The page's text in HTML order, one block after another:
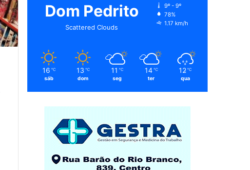
Dom Pedrito
Scattered Clouds
9º - 9º
78%
1.17 km/h
16 ℃
sáb
13 ℃
dom
11 ℃
seg
14 ℃
ter
12 ℃
qua